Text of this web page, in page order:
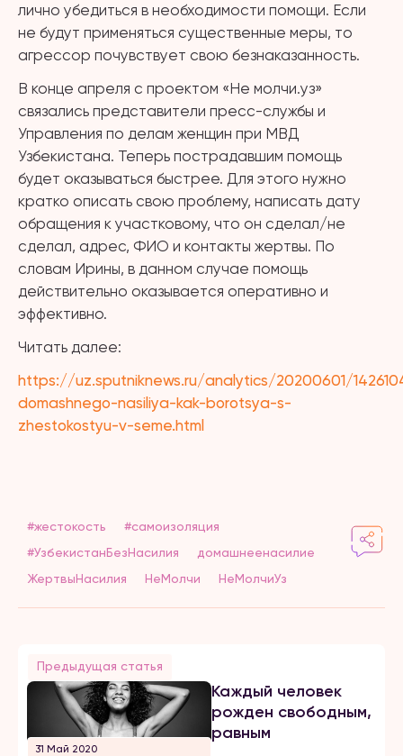
лично убедиться в необходимости помощи. Если
не будут применяться существенные меры, то
агрессор почувствует свою безнаказанность.
В конце апреля с проектом «Не молчи.уз»
связались представители пресс-службы и
Управления по делам женщин при МВД
Узбекистана. Теперь пострадавшим помощь
будет оказываться быстрее. Для этого нужно
кратко описать свою проблему, написать дату
обращения к участковому, что он сделал/не
сделал, адрес, ФИО и контакты жертвы. По
словам Ирины, в данном случае помощь
действительно оказывается оперативно и
эффективно.
Читать далее:
https://uz.sputniknews.ru/analytics/20200601/
domashnego-nasiliya-kak-borotsya-s-
zhestokostyu-v-seme.html
#жестокость
#самоизоляция
#УзбекистанБезНасилия
домашнеенасилие
ЖертвыНасилия
НеМолчи НеМолчиУз
Предыдущая статья
31 Май 2020
Каждый человек
рожден свободным,
равным